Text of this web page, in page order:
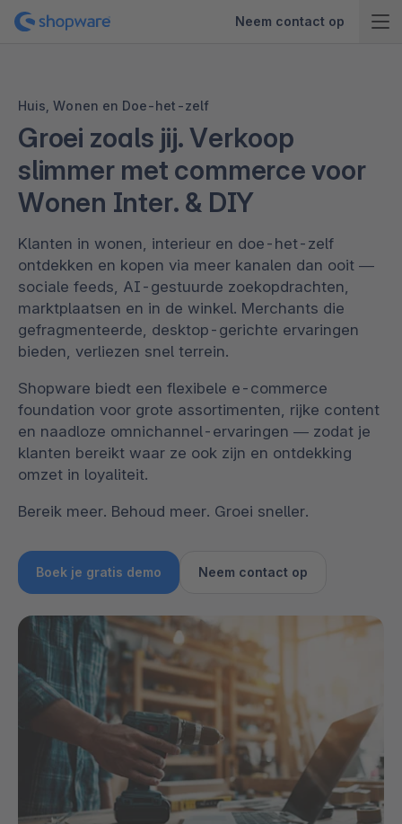
Neem contact op
Huis, Wonen en Doe-het-zelf
Groei zoals jij. Verkoop
slimmer met commerce voor
Wonen Inter. & DIY
Klanten in wonen, interieur en doe-het-zelf
ontdekken en kopen via meer kanalen dan ooit —
sociale feeds, AI-gestuurde zoekopdrachten,
marktplaatsen en in de winkel. Merchants die
gefragmenteerde, desktop-gerichte ervaringen
bieden, verliezen snel terrein.
Shopware biedt een flexibele e-commerce
foundation voor grote assortimenten, rijke content
en naadloze omnichannel-ervaringen — zodat je
klanten bereikt waar ze ook zijn en ontdekking
omzet in loyaliteit.
Bereik meer. Behoud meer. Groei sneller.
Boek je gratis demo Neem contact op